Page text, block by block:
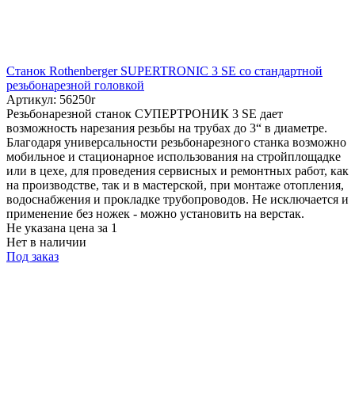
Станок Rothenberger SUPERTRONIC 3 SE со стандартной
резьбонарезной головкой
Артикул: 56250r
Резьбонарезной станок СУПЕРТРОНИК 3 SE дает
возможность нарезания резьбы на трубах до 3“ в диаметре.
Благодаря универсальности резьбонарезного станка возможно
мобильное и стационарное использования на стройплощадке
или в цехе, для проведения сервисных и ремонтных работ, как
на производстве, так и в мастерской, при монтаже отопления,
водоснабжения и прокладке трубопроводов. Не исключается и
применение без ножек - можно установить на верстак.
Не указана цена за 1
Нет в наличии
Под заказ